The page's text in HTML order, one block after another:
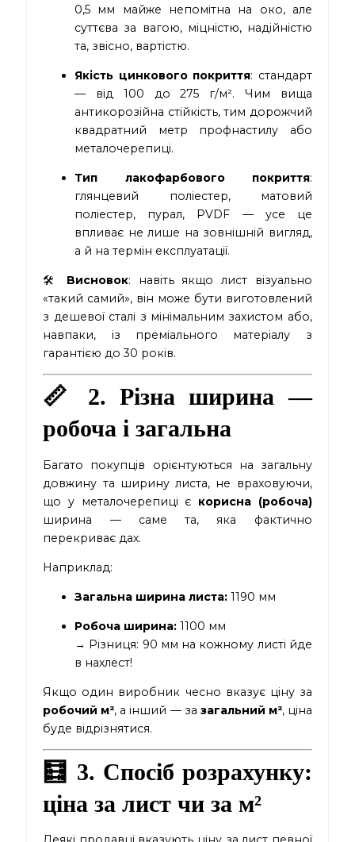
0,5 мм майже непомітна на око, але
суттєва за вагою, міцністю, надійністю
та, звісно, вартістю.
Якість цинкового покриття: стандарт
— від 100 до 275 г/м². Чим вища
антикорозійна стійкість, тим дорожчий
квадратний метр профнастилу або
металочерепиці.
Тип лакофарбового покриття:
глянцевий поліестер, матовий
поліестер, пурал, PVDF — усе це
впливає не лише на зовнішній вигляд,
а й на термін експлуатації.
🛠 Висновок: навіть якщо лист візуально
«такий самий», він може бути виготовлений
з дешевої сталі з мінімальним захистом або,
навпаки, із преміального матеріалу з
гарантією до 30 років.
📏 2. Різна ширина —
робоча і загальна
Багато покупців орієнтуються на загальну
довжину та ширину листа, не враховуючи,
що у металочерепиці є корисна (робоча)
ширина — саме та, яка фактично
перекриває дах.
Наприклад:
Загальна ширина листа: 1190 мм
Робоча ширина: 1100 мм
→ Різниця: 90 мм на кожному листі йде
в нахлест!
Якщо один виробник чесно вказує ціну за
робочий м², а інший — за загальний м², ціна
буде відрізнятися.
🧮 3. Спосіб розрахунку:
ціна за лист чи за м²